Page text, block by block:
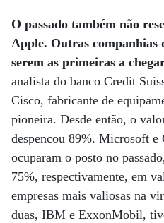
O passado também não
Apple. Outras companhias
serem as primeiras a
analista do banco Credit
Cisco, fabricante de
pioneira. Desde então, o
despencou 89%. Microsoft e
ocuparam o posto no
75%, respectivamente, em
empresas mais valiosas na
duas, IBM e ExxonMobil,